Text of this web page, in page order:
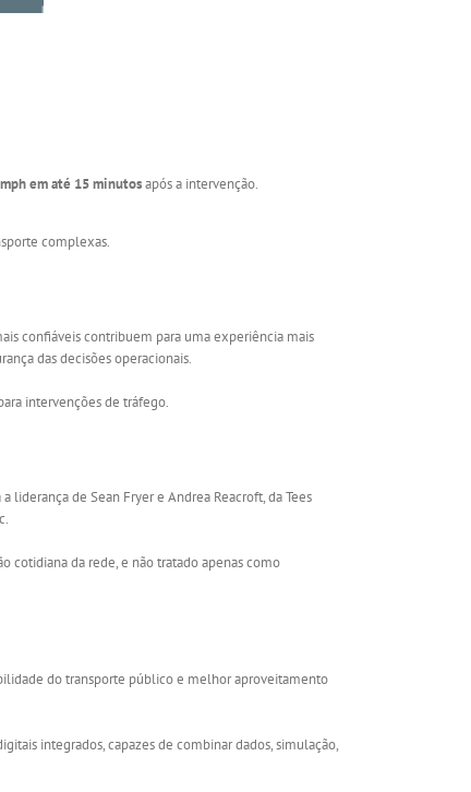
em até 15 minutosapós a intervenção.
complexas.
confiáveis contribuem para uma experiência mais
das decisões operacionais.
intervenções de tráfego.
de Sean Fryer e Andrea Reacroft, da Tees
cotidiana da rede, e não tratado apenas como
do transporte público e melhor aproveitamento
integrados, capazes de combinar dados, simulação,